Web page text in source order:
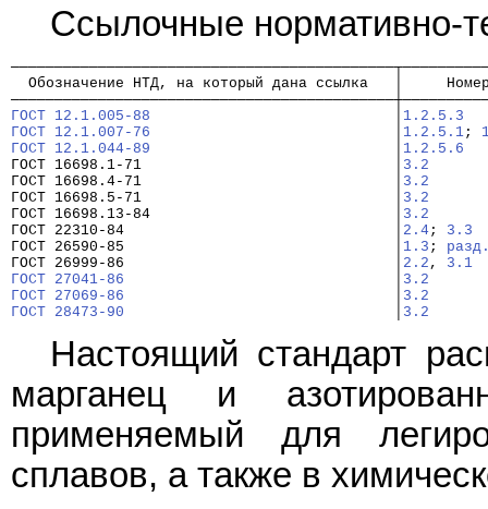
Ссылочные нормативно-
Обозначение НТД, на который дана ссылка   │
ГОСТ 12.1.005-88
1.2.5.3
ГОСТ 12.1.007-76
1.2.5.1;
ГОСТ 12.1.044-89
1.2.5.6
ГОСТ 16698.1-71
3.2
ГОСТ 16698.4-71
3.2
ГОСТ 16698.5-71
3.2
ГОСТ 16698.13-84
3.2
ГОСТ 22310-84                               │ 2.4; 3.3
ГОСТ 26590-85                               │ 1.3 ;
ГОСТ 26999-86                               │ 2.2 , 3.1
ГОСТ 27041-86
3.2
ГОСТ 27069-86
3.2
ГОСТ 28473-90
3.2
Настоящий стандарт
марганец и
применяемый для
сплавов, а также в